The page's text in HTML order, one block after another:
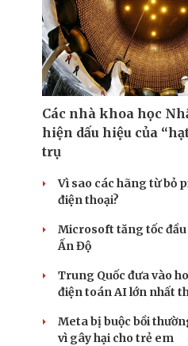
Các nhà khoa học
hiện dấu hiệu của
trụ
Vì sao các hãng từ bỏ
điện thoại?
Microsoft tăng tốc
Ấn Độ
Trung Quốc đưa vào
điện toán AI lớn nhất
Meta bị buộc bồi
vì gây hại cho trẻ em